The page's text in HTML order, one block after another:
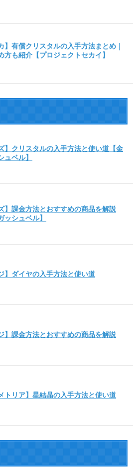
】有償クリスタルの入手方法まとめ｜
方も紹介【プロジェクトセカイ】
】クリスタルの入手方法と使い道【金
ュベル】
】課金方法とおすすめの商品を解説
ッシュベル】
】ダイヤの入手方法と使い道
】課金方法とおすすめの商品を解説
トリア】星結晶の入手方法と使い道